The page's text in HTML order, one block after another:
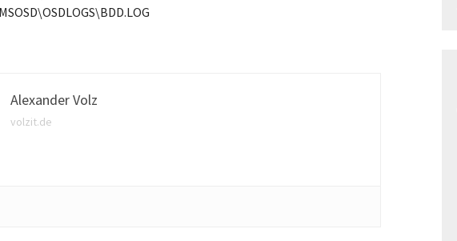
Email Benachrichtigung
Alexander Volz
volzit.de